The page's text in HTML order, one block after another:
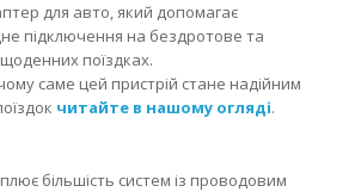
для авто, який допомагає
підключення на бездротове та
поїздках.
саме цей пристрій стане надійним
читайте в нашому огляді.
більшість систем із проводовим